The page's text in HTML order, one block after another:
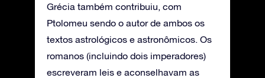
Grécia também contribuiu, com
Ptolomeu sendo o autor de ambos os
textos astrológicos e astronômicos. Os
romanos (incluindo dois imperadores)
escreveram leis e aconselhavam as